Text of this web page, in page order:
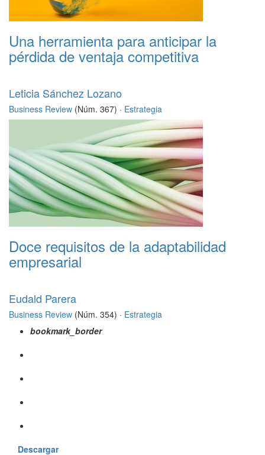
Una herramienta para anticipar la
pérdida de ventaja competitiva
Leticia Sánchez Lozano
Business Review (Núm. 367) · Estrategia
Doce requisitos de la adaptabilidad
empresarial
Eudald Parera
Business Review (Núm. 354) · Estrategia
bookmark_border
Descargar